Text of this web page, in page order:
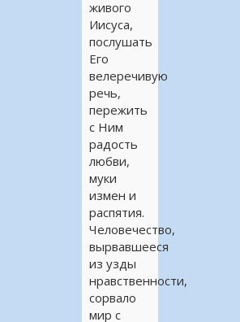
живого
Иисуса,
послушать
Его
велеречивую
речь,
пережить
с Ним
радость
любви,
муки
измен и
распятия.
Человечество,
вырвавшееся
из узды
нравственности,
сорвало
мир с